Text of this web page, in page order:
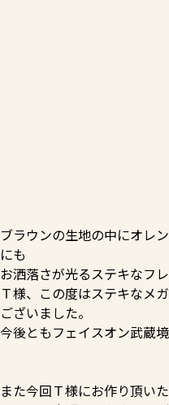
ブラウンの生地の中にオレ
にも
お洒落さが光るステキなフ
Ｔ様、この度はステキなメ
ございました。
今後ともフェイスオン武蔵
また今回Ｔ様にお作り頂い